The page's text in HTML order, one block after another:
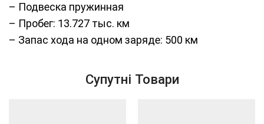
– Подвеска пружинная
– Пробег: 13.727 тыс. км
– Запас хода на одном заряде: 500 км
Супутні Товари